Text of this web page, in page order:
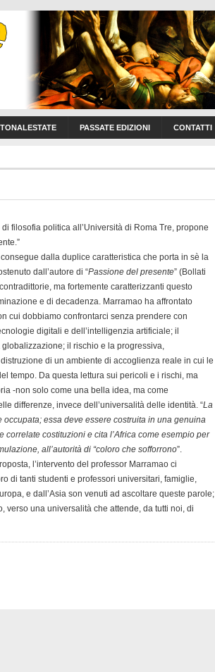
PASSATE EDIZIONI CONTATTI
filosofia politica all’Università di Roma Tre, propone
dalla duplice caratteristica che porta in sè la
dall’autore di “Passione del presente” (Bollati
ma fortemente caratterizzanti questo
e di decadenza. Marramao ha affrontato
cui dobbiamo confrontarci senza prendere con
digitali e dell’intelligenzia artificiale; il
il rischio e la progressiva,
di un ambiente di accoglienza reale in cui le
tempo. Da questa lettura sui pericoli e i rischi, ma
-non solo come una bella idea, ma come
differenze, invece dell’universalità delle identità. “La
essa deve essere costruita in una genuina
costituzioni e cita l’Africa come esempio per
all’autorità di “coloro che sofforrono”.
l’intervento del professor Marramao ci
di tanti studenti e professori universitari, famiglie,
e dall’Asia son venuti ad ascoltare queste parole;
verso una universalità che attende, da tutti noi, di